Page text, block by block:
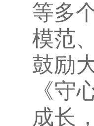
等多
模范
鼓励
《守
成长